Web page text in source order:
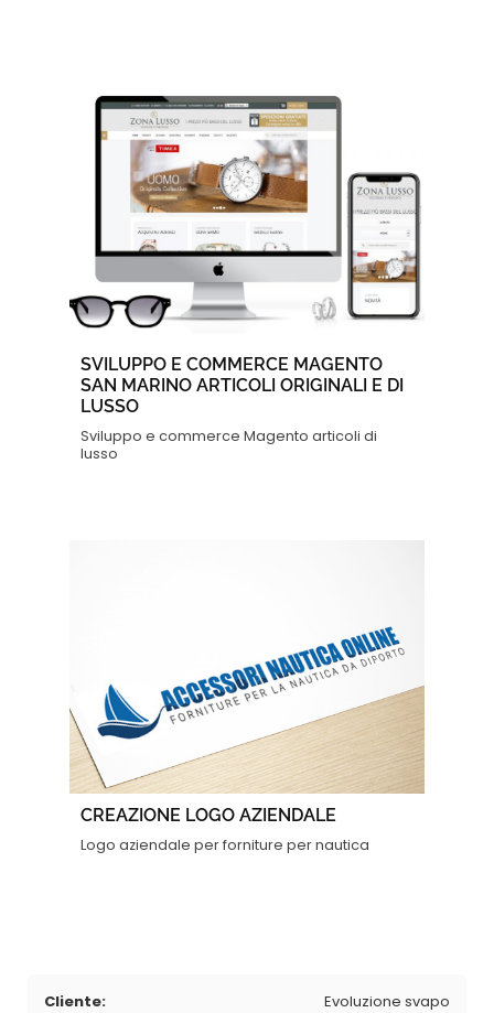
SVILUPPO E COMMERCE MAGENTO
SAN MARINO ARTICOLI ORIGINALI E DI
LUSSO
Sviluppo e commerce Magento articoli di
lusso
CREAZIONE LOGO AZIENDALE
Logo aziendale per forniture per nautica
Cliente:
Evoluzione svapo